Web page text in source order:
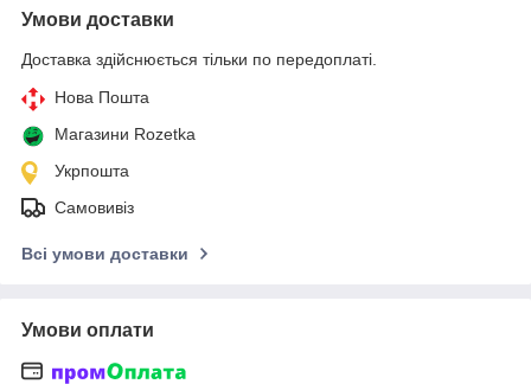
Умови доставки
Доставка здійснюється тільки по передоплаті.
Нова Пошта
Магазини Rozetka
Укрпошта
Самовивіз
Всі умови доставки
Умови оплати